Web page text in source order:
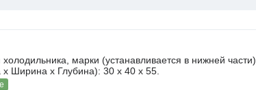
марки (устанавливается в нижней части)
Ширина х Глубина): 30 x 40 х 55.